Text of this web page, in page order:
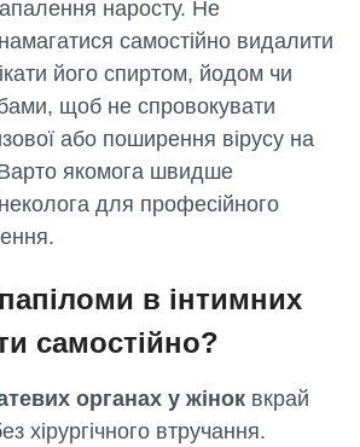
наросту. Не
самостійно видалити
його спиртом, йодом чи
щоб не спровокувати
або поширення вірусу на
Варто якомога швидше
для професійного
в інтимних
самостійно?
органах у жінок вкрай
хірургічного втручання.